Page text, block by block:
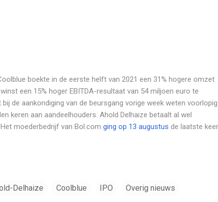
boekte in de eerste helft van 2021 een 31% hogere omzet
een 15% hoger EBITDA-resultaat van 54 miljoen euro te
de aankondiging van de beursgang vorige week weten voorlopig
keren aan aandeelhouders. Ahold Delhaize betaalt al wel
moederbedrijf van Bol.com ging op 13 augustus de laatste keer
Delhaize Coolblue IPO Overig nieuws